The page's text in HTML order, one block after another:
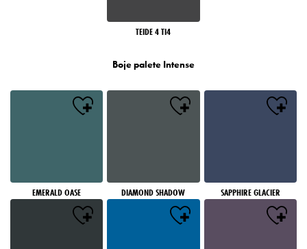
TEIDE 4 TI4
Boje palete Intense
EMERALD OASE DIAMOND SHADOW SAPPHIRE GLACIER